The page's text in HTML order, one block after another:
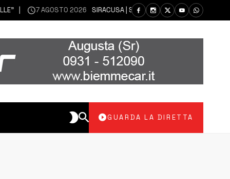
7 AGOSTO 2026 SIRACUSA | SIANO MESSI A DISPOSIZIONE DEL
GUARDA LA DIRETTA